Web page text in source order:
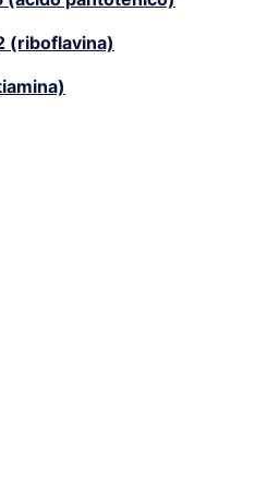
(riboflavina)